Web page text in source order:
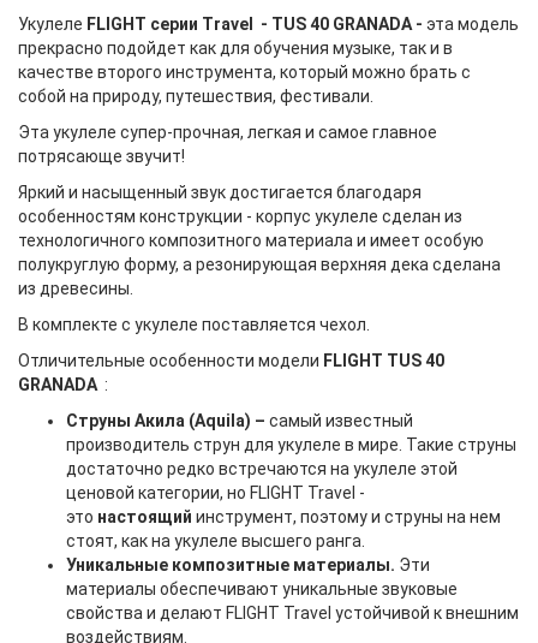
Укулеле FLIGHT серии Travel - TUS 40 GRANADA - эта модель
прекрасно подойдет как для обучения музыке, так и в
качестве второго инструмента, который можно брать с
собой на природу, путешествия, фестивали.
Эта укулеле супер-прочная, легкая и самое главное
потрясающе звучит!
Яркий и насыщенный звук достигается благодаря
особенностям конструкции - корпус укулеле сделан из
технологичного композитного материала и имеет особую
полукруглую форму, а резонирующая верхняя дека сделана
из древесины.
В комплекте с укулеле поставляется чехол.
Отличительные особенности модели FLIGHT TUS 40
GRANADA :
Струны Акила (Aquila) – самый известный
производитель струн для укулеле в мире. Такие струны
достаточно редко встречаются на укулеле этой
ценовой категории, но FLIGHT Travel -
это настоящий инструмент, поэтому и струны на нем
стоят, как на укулеле высшего ранга.
Уникальные композитные материалы. Эти
материалы обеспечивают уникальные звуковые
свойства и делают FLIGHT Travel устойчивой к внешним
воздействиям.